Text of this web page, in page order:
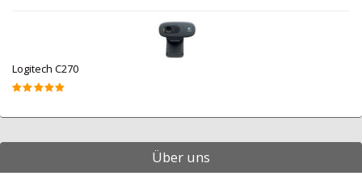
Logitech C270
Über uns